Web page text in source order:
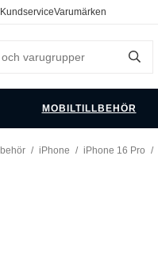
KundserviceVarumärken
MOBILTILLBEHÖR
/ iPhone / iPhone 16 Pro /